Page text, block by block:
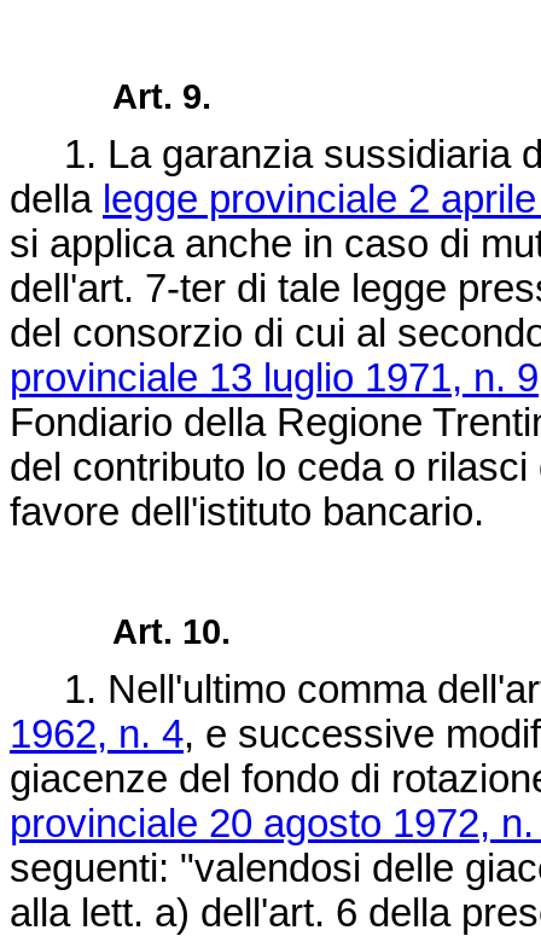
Art. 9.
1. La garanzia sussidiaria
della legge provinciale 2
si applica anche in caso di
dell'art. 7-ter di tale legge
del consorzio di cui al
provinciale 13 luglio 1971, n. 9
Fondiario della Regione
del contributo lo ceda o
favore dell'istituto bancario.
Art. 10.
1. Nell'ultimo comma
1962, n. 4, e successive
giacenze del fondo di
provinciale 20 agosto 1972,
seguenti: "valendosi delle
alla lett. a) dell'art. 6 della